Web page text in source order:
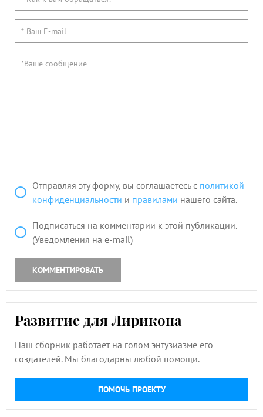
Отправляя эту форму, вы соглашаетесь с политикой
конфиденциальности и правилами нашего сайта.
Подписаться на комментарии к этой публикации.
(Уведомления на e-mail)
КОММЕНТИРОВАТЬ
Развитие для Лирикона
Наш сборник работает на голом энтузиазме его
создателей. Мы благодарны любой помощи.
ПОМОЧЬ ПРОЕКТУ